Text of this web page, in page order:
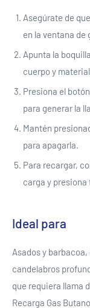
Asegúrate de
en la ventana de
Apunta la
cuerpo y
Presiona el
para generar la
Mantén
para apagarla.
Para recargar,
carga y
Ideal para
Asados y
candelabros
que requiera llama
Recarga Gas
Se